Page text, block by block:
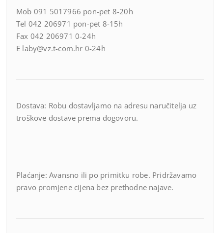
Mob 091 5017966 pon-pet 8-20h
Tel 042 206971 pon-pet 8-15h
Fax 042 206971 0-24h
E laby@vz.t-com.hr 0-24h
Dostava: Robu dostavljamo na adresu naručitelja uz
troškove dostave prema dogovoru.
Plaćanje: Avansno ili po primitku robe. Pridržavamo
pravo promjene cijena bez prethodne najave.